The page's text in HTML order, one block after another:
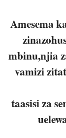
Amesema
mbinu,njia
vamizi
taasisi za